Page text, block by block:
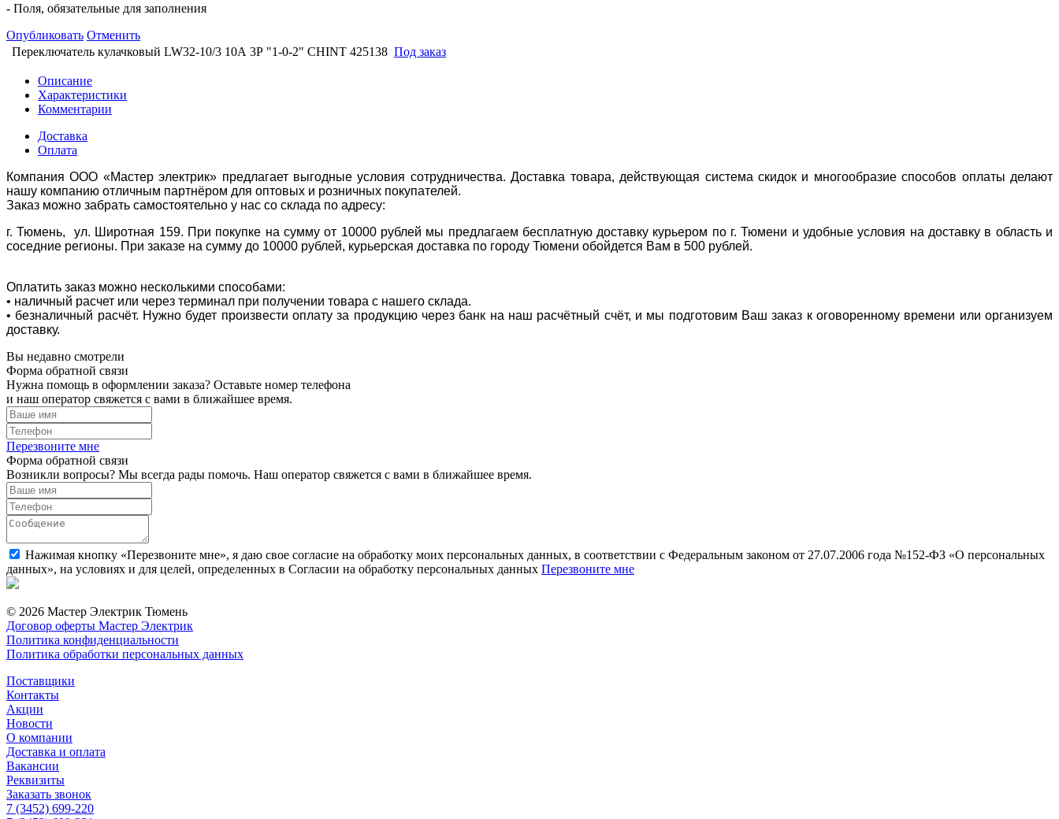
- Поля, обязательные для заполнения
Опубликовать Отменить
Переключатель кулачковый LW32-10/3 10А 3Р "1-0-2" CHINT 425138 Под заказ
Описание
Характеристики
Комментарии
Доставка
Оплата
Компания ООО «Мастер электрик» предлагает выгодные условия сотрудничества. Доставка товара, действующая система скидок и многообразие способов оплаты делают
нашу компанию отличным партнёром для оптовых и розничных покупателей.
Заказ можно забрать самостоятельно у нас со склада по адресу:
г. Тюмень, ул. Широтная 159. При покупке на сумму от 10000 рублей мы предлагаем бесплатную доставку курьером по г. Тюмени и удобные условия на доставку в область и
соседние регионы. При заказе на сумму до 10000 рублей, курьерская доставка по городу Тюмени обойдется Вам в 500 рублей.
Оплатить заказ можно несколькими способами:
• наличный расчет или через терминал при получении товара с нашего склада.
• безналичный расчёт. Нужно будет произвести оплату за продукцию через банк на наш расчётный счёт, и мы подготовим Ваш заказ к оговоренному времени или организуем
доставку.
Вы недавно смотрели
Форма обратной связи
Нужна помощь в оформлении заказа? Оставьте номер телефона
и наш оператор свяжется с вами в ближайшее время.
Перезвоните мне
Форма обратной связи
Возникли вопросы? Мы всегда рады помочь. Наш оператор свяжется с вами в ближайшее время.
Нажимая кнопку «Перезвоните мне», я даю свое согласие на обработку моих персональных данных, в соответствии с Федеральным законом от 27.07.2006 года №152-ФЗ «О персональных
данных», на условиях и для целей, определенных в Согласии на обработку персональных данных Перезвоните мне
© 2026 Мастер Электрик Тюмень
Договор оферты Мастер Электрик
Политика конфиденциальности
Политика обработки персональных данных
Поставщики
Контакты
Акции
Новости
О компании
Доставка и оплата
Вакансии
Реквизиты
Заказать звонок
7 (3452) 699-220